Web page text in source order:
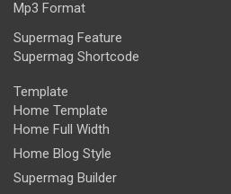
Mp3 Format
Supermag Feature
Supermag Shortcode
Template
Home Template
Home Full Width
Home Blog Style
Supermag Builder